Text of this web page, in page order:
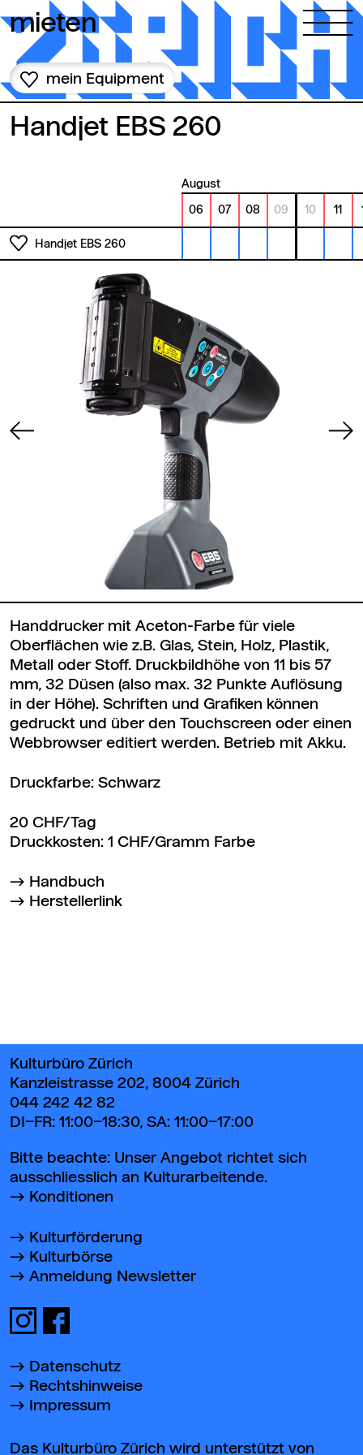
mieten
mein Equipment
Handjet EBS 260
August
06 07 08 09 10 11
Handjet EBS 260
Handdrucker mit Aceton-Farbe für viele
Oberflächen wie z.B. Glas, Stein, Holz, Plastik,
Metall oder Stoff. Druckbildhöhe von 11 bis 57
mm, 32 Düsen (also max. 32 Punkte Auflösung
in der Höhe). Schriften und Grafiken können
gedruckt und über den Touchscreen oder einen
Webbrowser editiert werden. Betrieb mit Akku.
Druckfarbe: Schwarz
20 CHF/Tag
Druckkosten: 1 CHF/Gramm Farbe
Handbuch
Herstellerlink
Kulturbüro Zürich
Kanzleistrasse 202, 8004 Zürich
044 242 42 82
DI–FR: 11:00–18:30, SA: 11:00–17:00
Bitte beachte: Unser Angebot richtet sich
ausschliesslich an Kulturarbeitende.
Konditionen
Kulturförderung
Kulturbörse
Anmeldung Newsletter
Datenschutz
Rechtshinweise
Impressum
Das Kulturbüro Zürich wird unterstützt von